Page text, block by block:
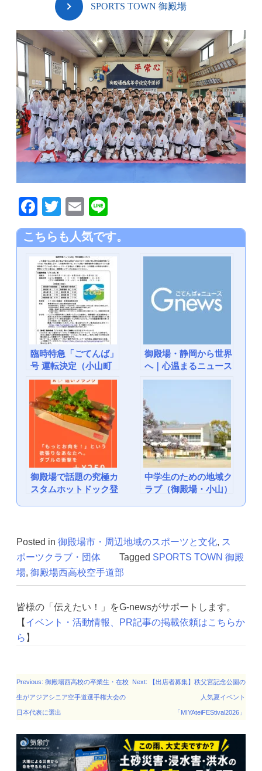
SPORTS TOWN 御殿場
F
a
c
e
b
o
o
k
T
wi
tt
er
E
m
ail
n
e
こちらも人気です。
臨時特急「ごてんば」
号 運転決定（小山町
観光協会）
御殿場・静岡から世界
へ｜心温まるニュース
まとめ（2026年4月23
御殿場で話題の究極カ
スタムホットドック登
中学生のための地域ク
ラブ（御殿場・小山）
Posted in 御殿場市・周辺地域のスポーツと文化, ス
ポーツクラブ・団体
Tagged SPORTS TOWN 御殿
場, 御殿場西高校空手道部
皆様の「伝えたい！」をG-newsがサポートします。
【 イベント・活動情報、PR記事の掲載依頼はこちらか
ら 】
投
稿
ナ
ゲー
ショ
Previous: 御殿場西高校の卒業生・在校
生がアジアシニア空手道選手権大会の
日本代表に選出
Next: 【出店者募集】秩父宮記念公園の
人気夏イベント
「MIYAteiFEStival2026」